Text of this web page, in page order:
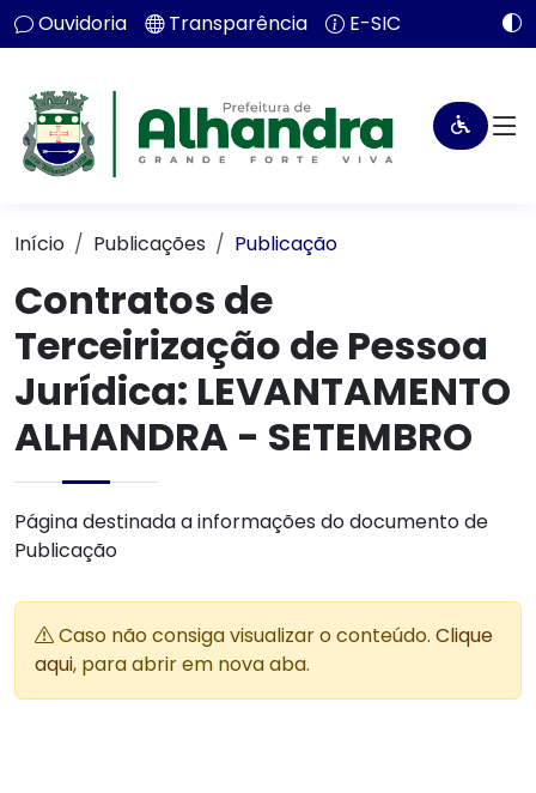
Ouvidoria Transparência E-SIC
Início Publicações Publicação
Contratos de
Terceirização de Pessoa
Jurídica: LEVANTAMENTO
ALHANDRA - SETEMBRO
Página destinada a informações do documento de
Publicação
Caso não consiga visualizar o conteúdo. Clique
aqui, para abrir em nova aba.